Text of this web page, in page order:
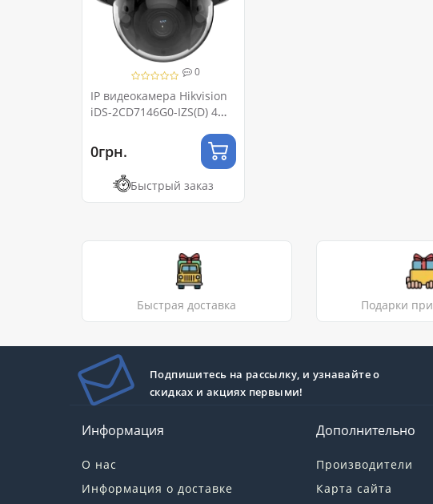
0
IP видеокамера Hikvision
іDS-2CD7146G0-IZS(D) 4МП
0грн.
Быстрый заказ
Быстрая доставка Подарки
Подпишитесь на рассылку, и узнавайте о
скидках и акциях первыми!
Информация
О нас
Информация о доставке
Дополнительно
Производители
Карта сайта